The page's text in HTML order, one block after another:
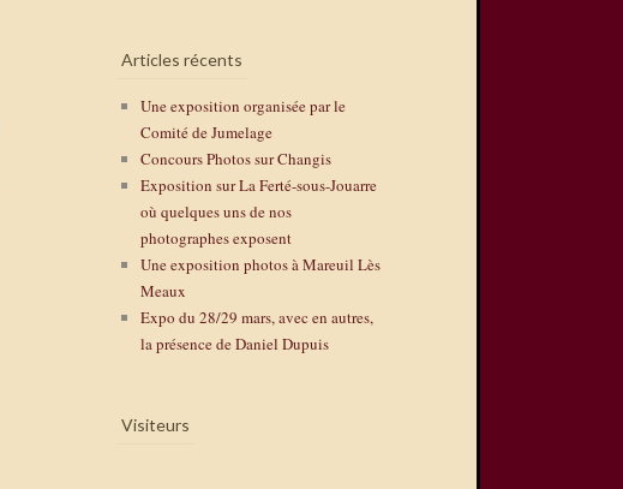
Articles récents
Une exposition organisée par le
Comité de Jumelage
Concours Photos sur Changis
Exposition sur La Ferté-sous-Jouarre
où quelques uns de nos
photographes exposent
Une exposition photos à Mareuil Lès
Meaux
Expo du 28/29 mars, avec en autres,
la présence de Daniel Dupuis
Visiteurs